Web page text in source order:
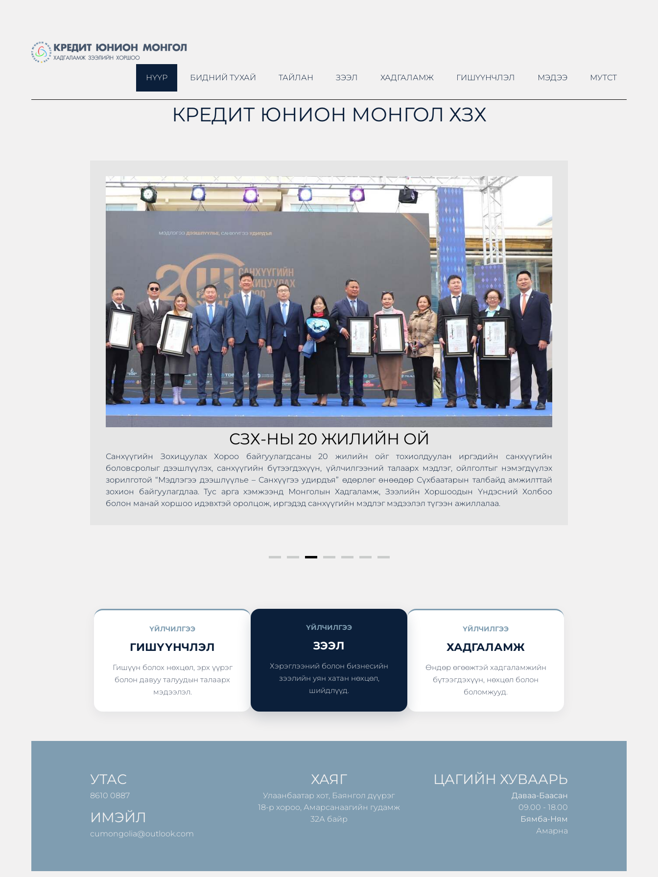
НҮҮР БИДНИЙ ТУХАЙ ТАЙЛАН ЗЭЭЛ ХАДГАЛАМЖ ГИШҮҮНЧЛЭЛ МЭДЭЭ МУТСТ
КРЕДИТ ЮНИОН МОНГОЛ ХЗХ
СЗХ-НЫ 20 ЖИЛИЙН ОЙ
Санхүүгийн Зохицуулах Хороо байгуулагдсаны 20 жилийн ойг тохиолдуулан иргэдийн санхүүгийн
боловсролыг дээшлүүлэх, санхүүгийн бүтээгдэхүүн, үйлчилгээний талаарх мэдлэг, ойлголтыг нэмэгдүүлэх
зорилготой “Мэдлэгээ дээшлүүлье – Санхүүгээ удирдъя” өдөрлөг өнөөдөр Сүхбаатарын талбайд амжилттай
зохион байгуулагдлаа. Тус арга хэмжээнд Монголын Хадгаламж, Зээлийн Хоршоодын Үндэсний Холбоо
болон манай хоршоо идэвхтэй оролцож, иргэдэд санхүүгийн мэдлэг мэдээлэл түгээн ажиллалаа.
ҮЙЛЧИЛГЭЭ
ГИШҮҮНЧЛЭЛ
Гишүүн болох нөхцөл, эрх үүрэг
болон давуу талуудын талаарх
мэдээлэл.
ҮЙЛЧИЛГЭЭ
ЗЭЭЛ
Хэрэглээний болон бизнесийн
зээлийн уян хатан нөхцөл,
шийдлүүд.
ҮЙЛЧИЛГЭЭ
ХАДГАЛАМЖ
Өндөр өгөөжтэй хадгаламжийн
бүтээгдэхүүн, нөхцөл болон
боломжууд.
УТАС
8610 0887
ИМЭЙЛ
cumongolia@outlook.com
ХАЯГ
Улаанбаатар хот, Баянгол дүүрэг
18-р хороо, Амарсанаагийн гудамж
32А байр
ЦАГИЙН ХУВААРЬ
Даваа-Баасан
09.00 - 18.00
Бямба-Ням
Амарна